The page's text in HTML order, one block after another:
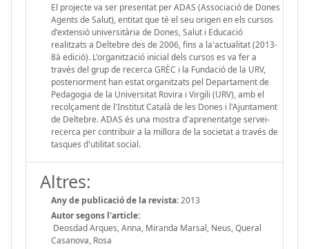
El projecte va ser presentat per ADAS (Associació de Dones
Agents de Salut), entitat que té el seu origen en els cursos
d'extensió universitària de Dones, Salut i Educació
realitzats a Deltebre des de 2006, fins a la'actualitat (2013-
8à edició). L'organització inicial dels cursos es va fer a
través del grup de recerca GRÈC i la Fundació de la URV,
posteriorment han estat organitzats pel Departament de
Pedagogia de la Universitat Rovira i Virgili (URV), amb el
recolçament de l'Institut Català de les Dones i l'Ajuntament
de Deltebre. ADAS és una mostra d'aprenentatge servei-
recerca per contribuïr a la millora de la societat a través de
tasques d'utilitat social.
Altres:
Any de publicació de la revista:2013
Autor segons l'article:
Deosdad Arques, Anna, Miranda Marsal, Neus, Queral
Casanova, Rosa